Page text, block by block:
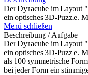
Der Dynacube im Layout
ein optisches 3D-Puzzle.
Menü schließen
Beschreibung / Aufgabe
Der Dynacube im Layout
ein optisches 3D-Puzzle.
als 100 symmetrische
bei jeder Form ein